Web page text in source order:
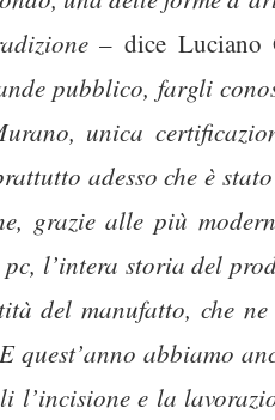
– dice Luciano
pubblico, fargli
unica
adesso che è
grazie alle più
l’intera storia del
del manufatto, che
quest’anno abbiamo
l’incisione e la